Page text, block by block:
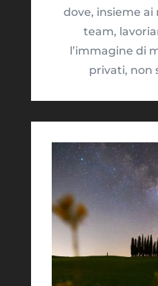
dove, insieme
team,
l’immagine di
privati, non